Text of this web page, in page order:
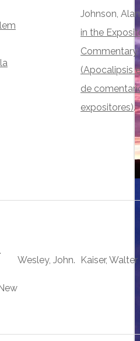
Johnson,
in the
Commentary
(Apocalipsis
de
expositores).
.
Wesley, John. Kaiser, Walter